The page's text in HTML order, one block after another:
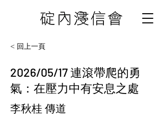
< 回上一頁
2026/05/17 連滾帶爬的勇
氣：在壓力中有安息之處
李秋桂 傳道